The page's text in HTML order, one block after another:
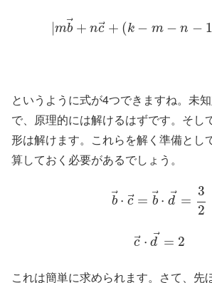
mb + nc ⃗+ (k − m − n − 1
というように式が4つできますね。未
で、原理的には解けるはずです。そし
形は解けます。これらを解く準備とし
算しておく必要があるでしょう。
b⃗⋅ c⃗ = b⃗⋅ d =
3
2
c ⃗⋅ d ⃗ = 2
これは簡単に求められます。さて、先